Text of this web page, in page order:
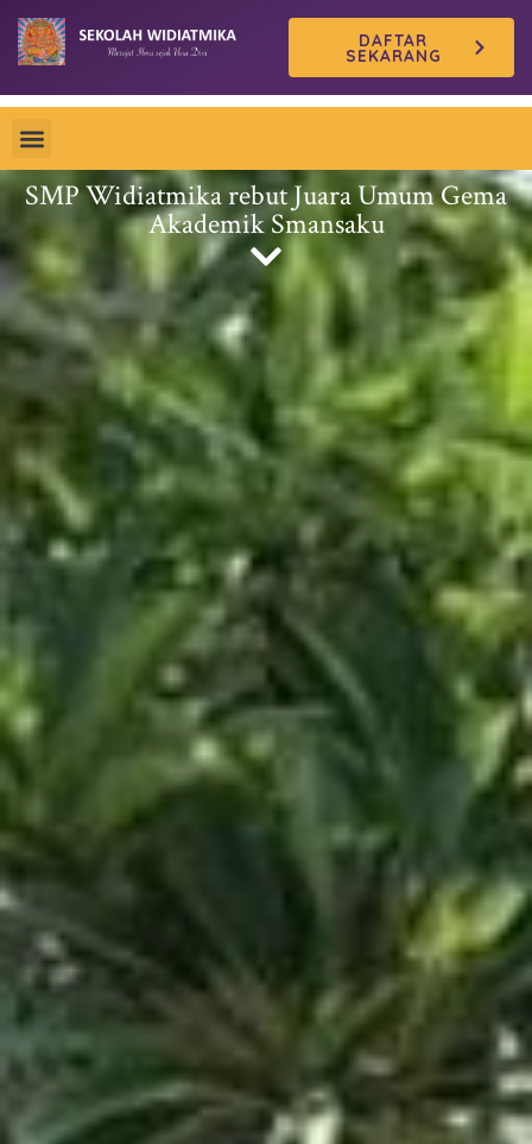
Skip
content
DAFTAR
SEKARANG
SMP Widiatmika rebut Juara Umum Gema
Akademik Smansaku